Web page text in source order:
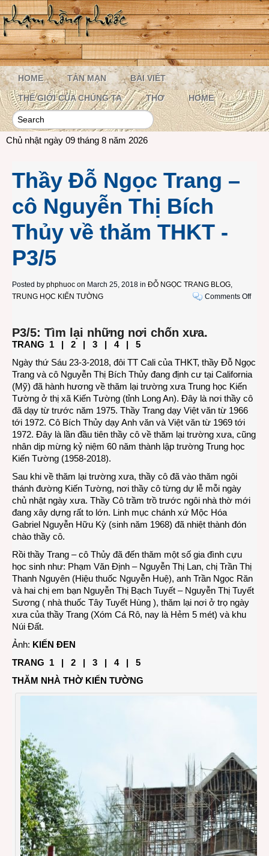
HOME TẢN MẠN BÀI VIẾT
THẾ GIỚI CỦA CHÚNG TA THƠ HOME
Chủ nhật ngày 09 tháng 8 năm 2026
Thầy Đỗ Ngọc Trang –
cô Nguyễn Thị Bích
Thủy về thăm THKT -
P3/5
Posted by phphuoc on March 25, 2018 in ĐỖ NGỌC TRANG BLOG,
TRUNG HỌC KIẾN TƯỜNG
Comments Offon
cô
Bích
thăm
P3/5: Tìm lại những nơi chốn xưa.
TRANG 1 | 2 | 3 | 4| 5
Ngày thứ Sáu 23-3-2018, đôi TT Cali của THKT, thầy Đỗ Ngọc
Trang và cô Nguyễn Thị Bích Thủy đang định cư tại California
(Mỹ) đã hành hương về thăm lại trường xưa Trung học Kiến
Tường ở thị xã Kiến Tường (tỉnh Long An). Đây là nơi thầy cô
đã dạy từ trước năm 1975. Thầy Trang dạy Việt văn từ 1966
tới 1972. Cô Bích Thủy dạy Anh văn và Việt văn từ 1969 tới
1972. Đây là lần đầu tiên thầy cô về thăm lại trường xưa, cũng
nhân dịp mừng kỷ niệm 60 năm thành lập trường Trung học
Kiến Tường (1958-2018).
Sau khi về thăm lại trường xưa, thầy cô đã vào thăm ngôi
thánh đường Kiến Tường, nơi thầy cô từng dự lễ mỗi ngày
chủ nhật ngày xưa. Thầy Cô trầm trồ trước ngôi nhà thờ mới
đang xây dựng rất to lớn. Linh mục chánh xứ Mộc Hóa
Gabriel Nguyễn Hữu Kỳ (sinh năm 1968) đã nhiệt thành đón
chào thầy cô.
Rồi thầy Trang – cô Thủy đã đến thăm một số gia đình cựu
học sinh như: Phạm Văn Định – Nguyễn Thị Lan, chị Trần Thị
Thanh Nguyên (Hiệu thuốc Nguyễn Huệ), anh Trần Ngọc Răn
và hai chị em bạn Nguyễn Thị Bạch Tuyết – Nguyễn Thị Tuyết
Sương ( nhà thuốc Tây Tuyết Hùng ), thăm lại nơi ở trọ ngày
xưa của thầy Trang (Xóm Cá Rô, nay là Hẻm 5 mét) và khu
Núi Đất.
Ảnh: KIẾN ĐEN
TRANG 1 | 2 | 3 | 4| 5
THĂM NHÀ THỜ KIẾN TƯỜNG